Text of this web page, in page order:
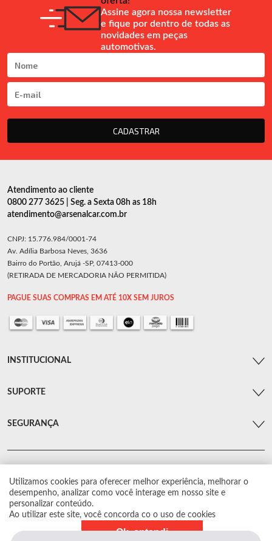
Assine agora nossa newsletter
e fique por dentro de todas as
novidades em peças
automotivas.
CADASTRAR
Utilizamos cookies para oferecer melhor experiência, melhorar o
desempenho, analizar como você interage em nosso site e
personalizar conteúdo.
Ao utilizar este site, você concorda co o uso de cookies
Ok, entendi
Atendimento ao cliente
0800 277 3625 | Seg. a Sexta 08h as 18h
atendimento@arsenalcar.com.br
CNPJ: 15.776.984/0001-74
Av. Adília Barbosa Neves, 3636
Bairro do Portão, Arujá -SP, 07413-000
(RETIRADA DE MERCADORIA NÃO PERMITIDA)
PAGUE SUAS COMPRAS EM ATÉ 10X SEM JUROS
INSTITUCIONAL
SUPORTE
SEGURANÇA
© Arsenal Car. Todos os direitos reservados.
Proibida reprodução total ou parcial. Preços e estoque sujeito a alterações sem
aviso prévio.